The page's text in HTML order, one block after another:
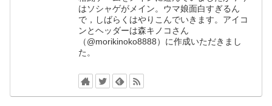
はソシャゲがメイン。ウマ娘面白すぎるん
で，しばらくはやりこんでいきます。アイコ
ンとヘッダーは森キノコさん
（@morikinoko8888）に作成いただきまし
た。